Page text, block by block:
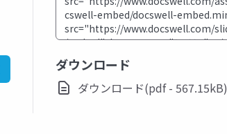
ダウンロード
ダウンロード(pdf - 567.15kB)